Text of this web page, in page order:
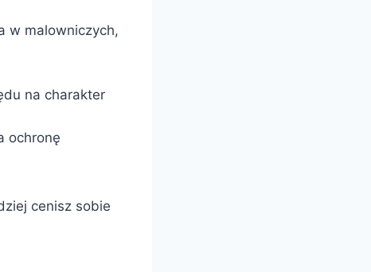
w malowniczych,
na charakter
ochronę
cenisz sobie